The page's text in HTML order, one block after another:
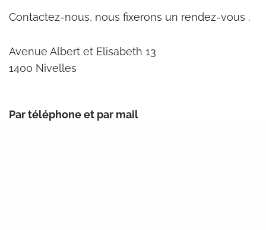
Contactez-nous, nous fixerons un rendez-vous .
Avenue Albert et Elisabeth 13
1400 Nivelles
Par téléphone et par mail